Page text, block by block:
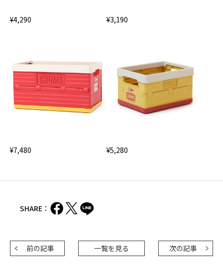
¥4,290 ¥3,190
¥7,480 ¥5,280
SHARE：
前の記事 一覧を見る 次の記事